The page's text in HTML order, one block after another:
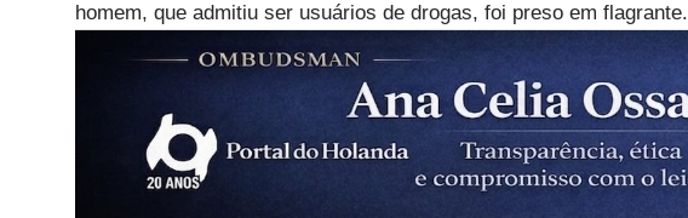
homem, que admitiu ser usuários de drogas, foi preso em flagrante.